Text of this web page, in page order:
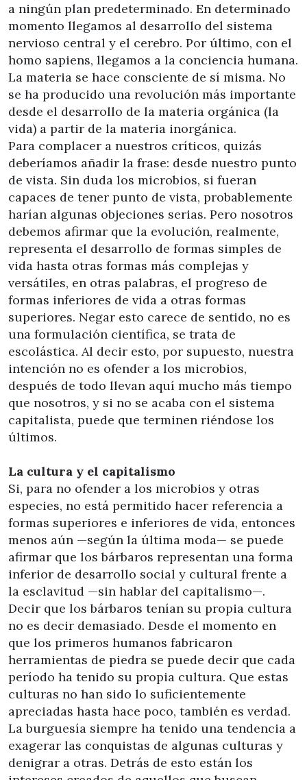
a ningún plan predeterminado. En determinado
momento llegamos al desarrollo del sistema
nervioso central y el cerebro. Por último, con el
homo sapiens, llegamos a la conciencia humana.
La materia se hace consciente de sí misma. No
se ha producido una revolución más importante
desde el desarrollo de la materia orgánica (la
vida) a partir de la materia inorgánica.
Para complacer a nuestros críticos, quizás
deberíamos añadir la frase: desde nuestro punto
de vista. Sin duda los microbios, si fueran
capaces de tener punto de vista, probablemente
harían algunas objeciones serias. Pero nosotros
debemos afirmar que la evolución, realmente,
representa el desarrollo de formas simples de
vida hasta otras formas más complejas y
versátiles, en otras palabras, el progreso de
formas inferiores de vida a otras formas
superiores. Negar esto carece de sentido, no es
una formulación científica, se trata de
escolástica. Al decir esto, por supuesto, nuestra
intención no es ofender a los microbios,
después de todo llevan aquí mucho más tiempo
que nosotros, y si no se acaba con el sistema
capitalista, puede que terminen riéndose los
últimos.
La cultura y el capitalismo
Si, para no ofender a los microbios y otras
especies, no está permitido hacer referencia a
formas superiores e inferiores de vida, entonces
menos aún —según la última moda— se puede
afirmar que los bárbaros representan una forma
inferior de desarrollo social y cultural frente a
la esclavitud —sin hablar del capitalismo—.
Decir que los bárbaros tenían su propia cultura
no es decir demasiado. Desde el momento en
que los primeros humanos fabricaron
herramientas de piedra se puede decir que cada
período ha tenido su propia cultura. Que estas
culturas no han sido lo suficientemente
apreciadas hasta hace poco, también es verdad.
La burguesía siempre ha tenido una tendencia a
exagerar las conquistas de algunas culturas y
denigrar a otras. Detrás de esto están los